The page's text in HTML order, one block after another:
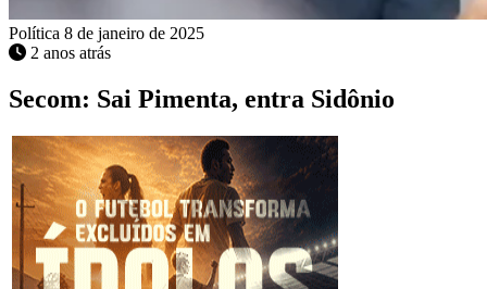
Política 8 de janeiro de 2025
2 anos atrás
Secom: Sai Pimenta, entra Sidônio